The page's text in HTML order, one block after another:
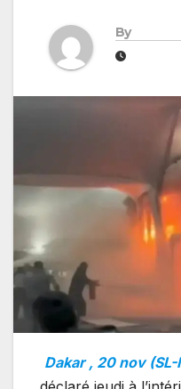
By
Dakar , 20 nov (SL-